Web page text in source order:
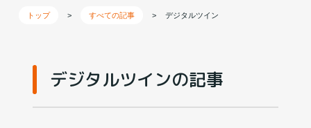
トップ > すべての記事 > デジタルツイン
デジタルツインの記事